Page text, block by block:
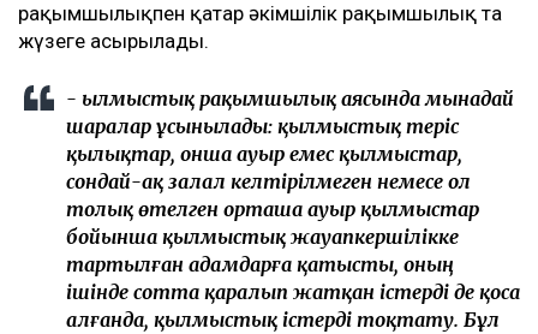
рақымшылықпен қатар әкімшілік рақымшылық та
жүзеге асырылады.
- Қылмыстық рақымшылық аясында мынадай
шаралар ұсынылады: қылмыстық теріс
қылықтар, онша ауыр емес қылмыстар,
сондай-ақ залал келтірілмеген немесе ол
толық өтелген орташа ауыр қылмыстар
бойынша қылмыстық жауапкершілікке
тартылған адамдарға қатысты, оның
ішінде сотта қаралып жатқан істерді де қоса
алғанда, қылмыстық істерді тоқтату. Бұл